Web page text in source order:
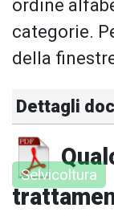
ordine
categorie.
della
Dettagli
Selvicoltura